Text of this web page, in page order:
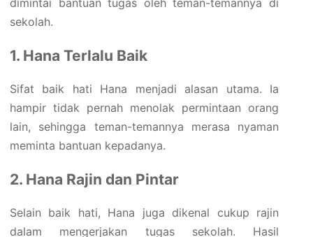
sekolah.
1. Hana Terlalu Baik
Sifat baik hati Hana menjadi alasan utama. Ia
hampir tidak pernah menolak permintaan orang
lain, sehingga teman-temannya merasa nyaman
meminta bantuan kepadanya.
2. Hana Rajin dan Pintar
Selain baik hati, Hana juga dikenal cukup rajin
dalam mengerjakan tugas sekolah. Hasil